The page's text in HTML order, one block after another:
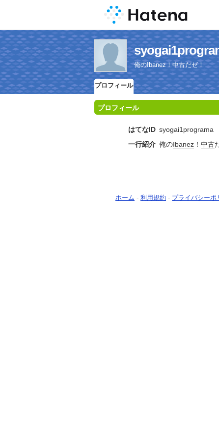
俺のIbanez！中古だゼ！
プロフィール
プロフィール
はてなID syogai1programa
一行紹介 俺のIbanez ！ 中古
ホーム - 利用規約 - プライバシーポ